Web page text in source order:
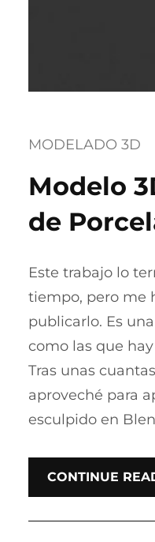
MODELADO 3D
Modelo
de
Este trabajo lo
tiempo, pero me
publicarlo. Es
como las que
Tras unas
aproveché para
esculpido en
CONTINUE